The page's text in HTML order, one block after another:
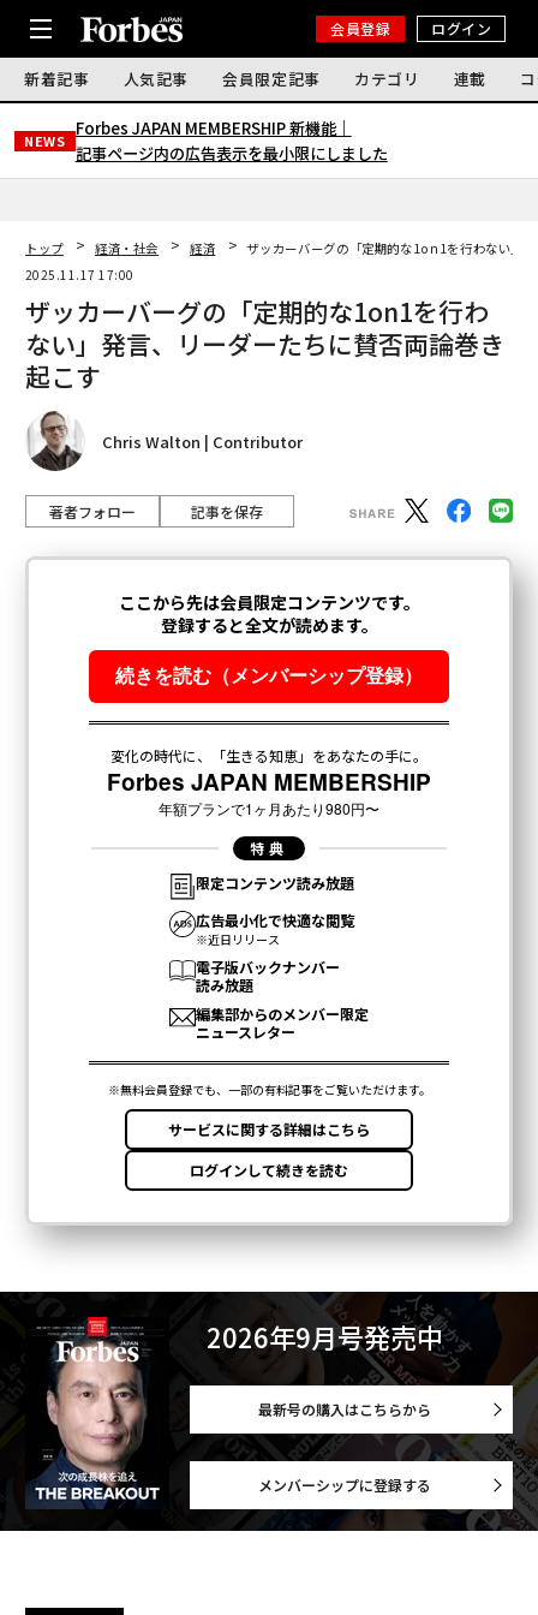
会員登録 ログイン
新着記事 人気記事 会員限定記事 カテゴリ 連載
NEWS
Forbes JAPAN MEMBERSHIP 新機能｜
記事ページ内の広告表示を最小限にしました
トップ 経済・社会 経済
ザッカーバーグの「定期的な1on1を行わない」
2025.11.17 17:00
ザッカーバーグの「定期的な1on1を行わ
ない」発言、リーダーたちに賛否両論巻き
起こす
Chris Walton | Contributor
著者フォロー 記事を保存
2026年9月号発売中
最新号の購入はこちらから
メンバーシップに登録する